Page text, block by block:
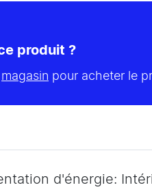
produit ?
magasin pour acheter le
d'énergie: